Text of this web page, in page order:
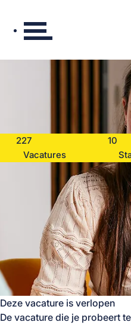
10
227
Vacatures
Deze vacature is verlopen
De vacature die je probeert